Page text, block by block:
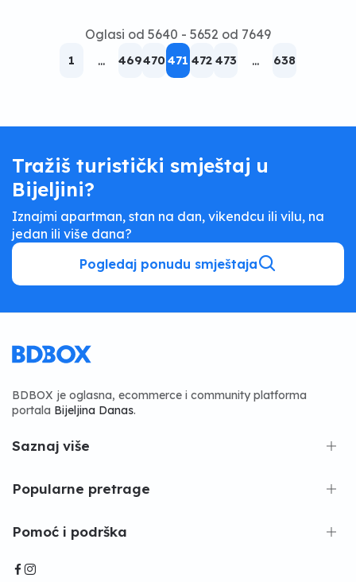
Oglasi od 5640 - 5652 od 7649
1 ... 469470 471 472 473 ... 638
Tražiš turistički smještaj u
Bijeljini?
Iznajmi apartman, stan na dan, vikendcu ili vilu, na
jedan ili više dana?
Pogledaj ponudu smještaja
BDBOX je oglasna, ecommerce i community platforma
portala Bijeljina Danas.
Saznaj više
Popularne pretrage
Pomoć i podrška